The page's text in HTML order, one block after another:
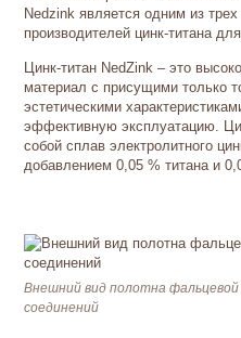
Nedzink является одним из
производителей цинк-титана
Цинк-титан NedZink – это
материал с присущими только
эстетическими
эффективную эксплуатацию.
собой сплав электролитного
добавлением 0,05 % титана и
Внешний вид полотна
соединений